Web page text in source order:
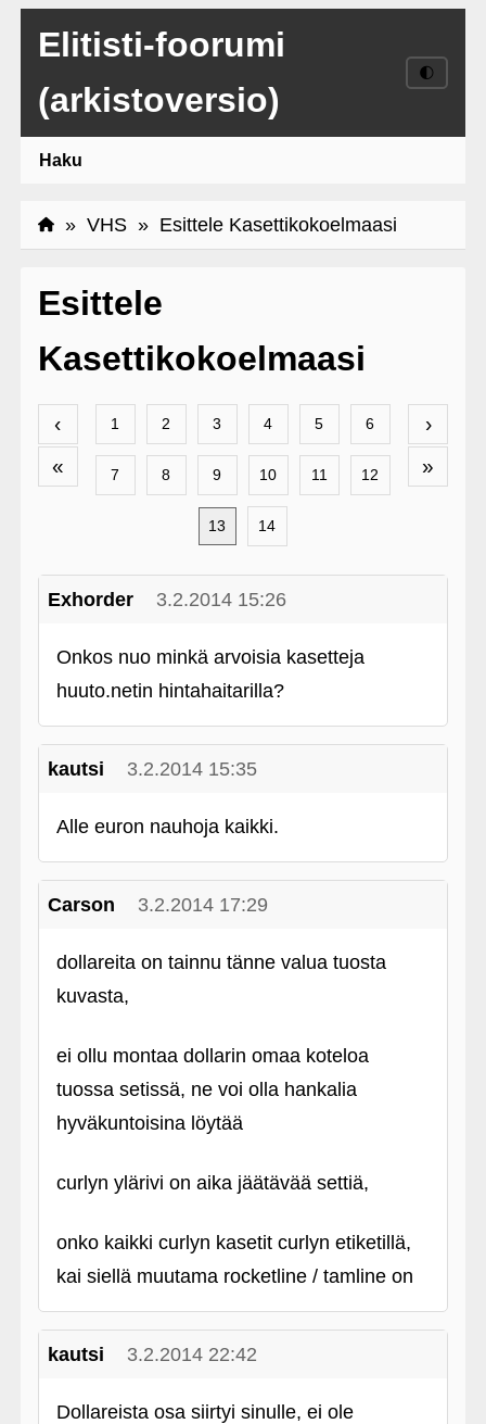
Elitisti-foorumi
(arkistoversio)
🌓
Haku
» VHS» Esittele Kasettikokoelmaasi
Esittele
Kasettikokoelmaasi
‹
«
›
»
1 2 3 4 5 6
7 8 9 10 11 12
13 14
Exhorder 3.2.2014 15:26
Onkos nuo minkä arvoisia kasetteja
huuto.netin hintahaitarilla?
kautsi 3.2.2014 15:35
Alle euron nauhoja kaikki.
Carson 3.2.2014 17:29
dollareita on tainnu tänne valua tuosta
kuvasta,
ei ollu montaa dollarin omaa koteloa
tuossa setissä, ne voi olla hankalia
hyväkuntoisina löytää
curlyn ylärivi on aika jäätävää settiä,
onko kaikki curlyn kasetit curlyn etiketillä,
kai siellä muutama rocketline / tamline on
kautsi 3.2.2014 22:42
Dollareista osa siirtyi sinulle, ei ole